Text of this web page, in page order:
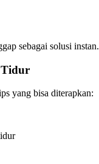
sebagai solusi
Tidur
yang bisa diterapkan: